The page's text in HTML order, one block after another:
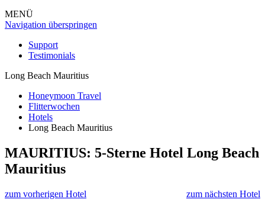
MENÜ
Navigation überspringen
Support
Testimonials
Long Beach Mauritius
Honeymoon Travel
Flitterwochen
Hotels
Long Beach Mauritius
MAURITIUS: 5-Sterne Hotel Long Beach
Mauritius
zum vorherigen Hotel zum nächsten Hotel